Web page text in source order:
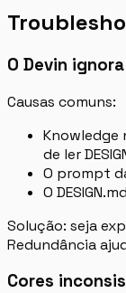
O Devin ignora
Causas comuns:
Knowledge
de ler
O prompt
O
Solução: seja
Redundância
Cores